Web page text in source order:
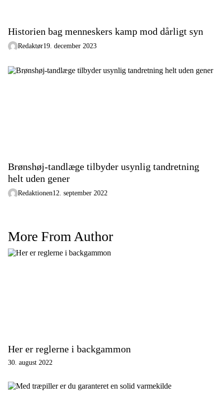
Historien bag menneskers kamp mod dårligt syn
Redaktør19. december 2023
Brønshøj-tandlæge tilbyder usynlig tandretning
helt uden gener
Redaktionen12. september 2022
More From Author
Her er reglerne i backgammon
30. august 2022